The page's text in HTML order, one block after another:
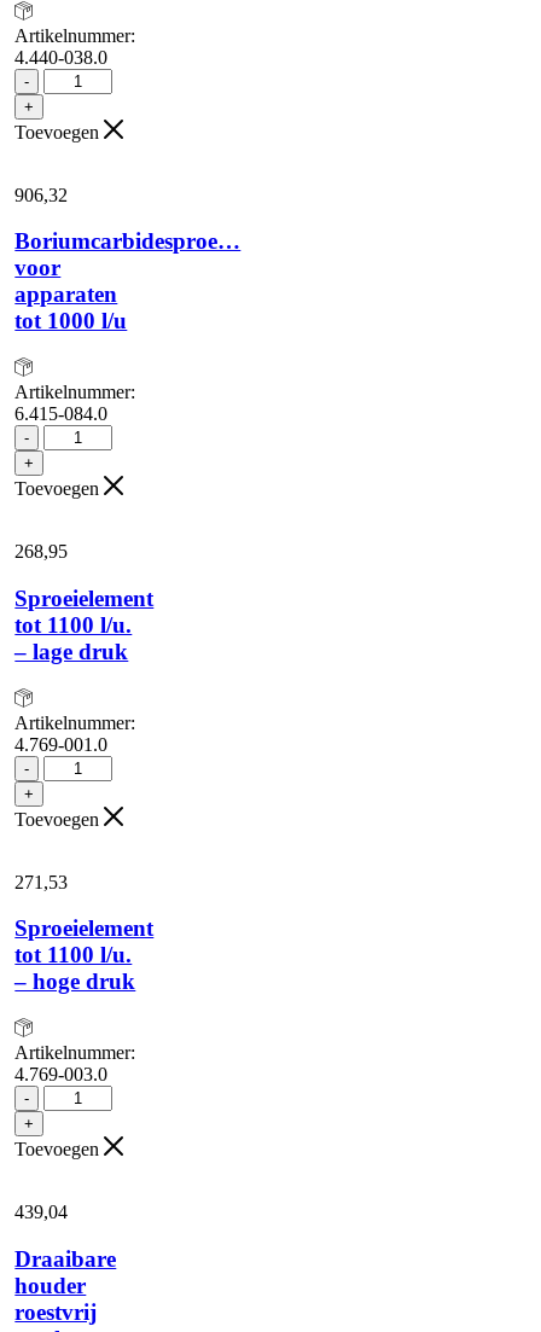
Artikelnummer:
4.440-038.0
-
Watertoevoerslang
aantal
+
Toevoegen
906,32
Boriumcarbidesproe…
voor
apparaten
tot 1000 l/u
Artikelnummer:
6.415-084.0
-
Boriumcarbidesproe...
voor
apparaten
tot
l/u
aantal
+
Toevoegen
268,95
Sproeielement
tot 1100 l/u.
– lage druk
Artikelnummer:
4.769-001.0
-
Sproeielement
tot
1100
l/u.
lage
druk
aantal
+
Toevoegen
271,53
Sproeielement
tot 1100 l/u.
– hoge druk
Artikelnummer:
4.769-003.0
-
Sproeielement
tot
1100
l/u.
hoge
druk
aantal
+
Toevoegen
439,04
Draaibare
houder
roestvrij